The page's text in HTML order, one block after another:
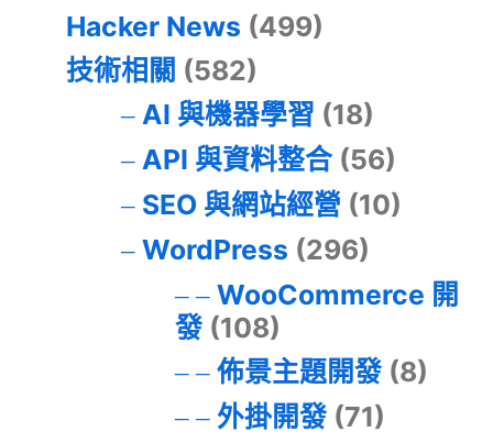
Hacker News (499)
技術相關 (582)
AI 與機器學習 (18)
API 與資料整合(56)
SEO 與網站經營 (10)
WordPress (296)
WooCommerce 開
發(108)
佈景主題開發(8)
外掛開發(71)